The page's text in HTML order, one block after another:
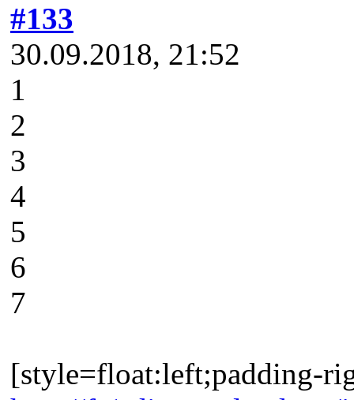
#133
30.09.2018, 21:52
1
2
3
4
5
6
7
[style=float:left;padding-